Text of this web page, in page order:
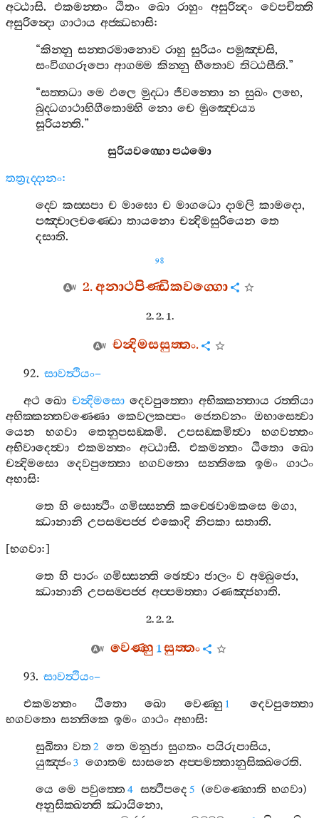
අට‍්ඨාසි.එකමන‍්තං ඨිතං ඛො රාහුං අසුරින්‍දං වෙපචිත‍්ති
අසුරින්‍දො ගාථාය අජ‍්ඣභාසි:
“කින‍්නු සන‍්තරමානොව රාහු සුරියං පමුඤ‍්චසි,
සංවිග‍්ගරූපො ආගම‍්ම කින‍්නු භීතොව තිට‍්ඨසීති.”
“සත‍්තධා මෙ ඵලෙ මුද‍්ධා ජීවන‍්තො න සුඛං ලභෙ,
බුද‍්ධගාථාභිගීතොම‍්හි නො චෙ මුඤ‍්චෙය්‍ය
සූරියන‍්ති.”
සුරියවග‍්ගොපඨමො
තත්‍රුද‍්දානං:
ද‍්වෙ කස‍්සපා ච මාඝො ච මාගධො දාමලි කාමදො,
පඤ‍්චාලචණ‍්ඩො තායනො චන්‍දිමසුරියෙන තෙ
දසාති.
98
2.අනාථපිණ‍්ඩිකවග‍්ගො
2. 2. 1.
චන්‍දිමසසුත‍්තං.
92. සාවත්‍ථියං–
අථ ඛො චන්‍දිමසො දෙවපුත‍්තො අභික‍්කන‍්තාය රත‍්තියා
අභික‍්කන‍්තවණ‍්ණො කෙවලකප‍්පං ජෙතවනං ඔභාසෙත්‍වා
යෙන
භගවා තෙනුපසඞ‍්කමි. උපසඞ‍්කමිත්‍වා
භගවන‍්තං
අභිවාදෙත්‍වා
එකමන‍්තං අට‍්ඨාසි. එකමන‍්තං ඨිතො
ඛො
චන්‍දිමසො
දෙවපුත‍්තො භගවතො සන‍්තිකෙ ඉමං
ගාථං
අභාසි:
තෙ හි සොත්‍ථිං ගමිස‍්සන‍්ති කච‍්ඡෙවාමකසෙ මගා,
ඣානානි උපසම‍්පජ‍්ජ එකොදි නිපකා සතාති.
[භගවා:]
තෙ හි පාරං ගමිස‍්සන‍්ති ඡෙත්‍වා ජාලං ව අම‍්බුජො,
ඣානානි උපසම‍්පජ‍්ජ අප‍්පමත‍්තා රණඤ‍්ජහාති.
2. 2. 2.
වෙණ‍්හු1සුත‍්තං
93. සාවත්‍ථියං–
එකමන‍්තං
ඨිතො ඛො වෙණ‍්හු 1
දෙවපුත‍්තො
භගවතො සන‍්තිකෙ ඉමං ගාථං අභාසි:
සුඛිතා වත 2 තෙ මනුජා සුගතං පයිරුපාසිය,
යුඤ‍්ජං3 ගොතම සාසනෙ අප‍්පමත‍්තානුසික‍්ඛරෙති.
යෙ මෙ පවුත‍්තෙ 4 සත්‍ථිපදෙ 5 (වෙණ‍්හොති භගවා)
අනුසික‍්ඛන‍්ති ඣායිනො,